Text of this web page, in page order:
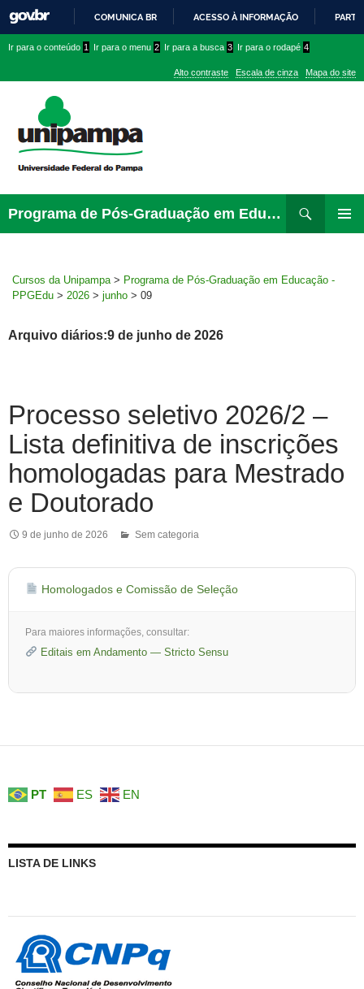
PARA
CONTEÚDO
COMUNICA BR ACESSO À INFORMAÇÃO
conteúdo
menu
superior
menu
Ir para o conteúdo 1 Ir para o menu 2 Ir para a busca 3 Ir para o rodapé 4
Alto contraste Escala de cinza Mapa do site
Programa de Pós-Graduação em Educação – PPGEdu
para
Cursos da Unipampa > Programa de Pós-Graduação em Educação -
PPGEdu > 2026 > junho > 09
Arquivo diários:9 de junho de 2026
Processo seletivo 2026/2 –
Lista definitiva de inscrições
homologadas para Mestrado
e Doutorado
9 de junho de 2026 Sem categoria
Homologados e Comissão de Seleção
Para maiores informações, consultar:
Editais em Andamento — Stricto Sensu
PT ES EN
LISTA DE LINKS